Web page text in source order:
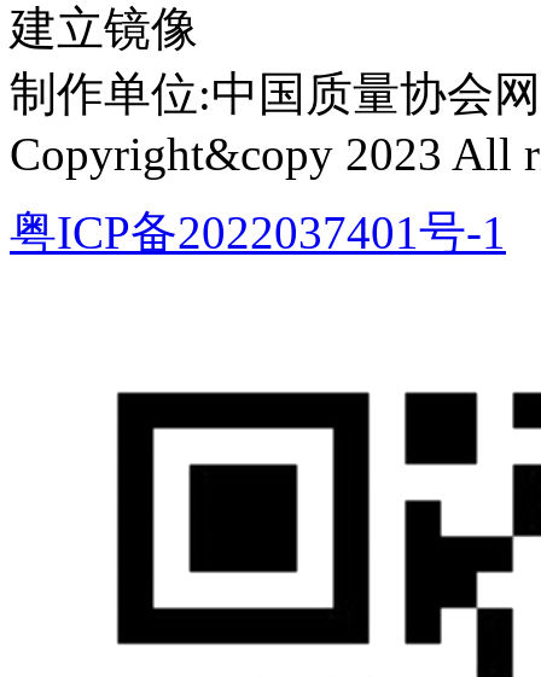
建立镜像
制作单位:中国质量协会
Copyright&copy 2023 All
粤ICP备2022037401号-1